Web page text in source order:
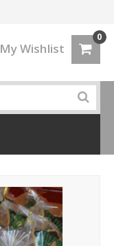
My Wishlist
0